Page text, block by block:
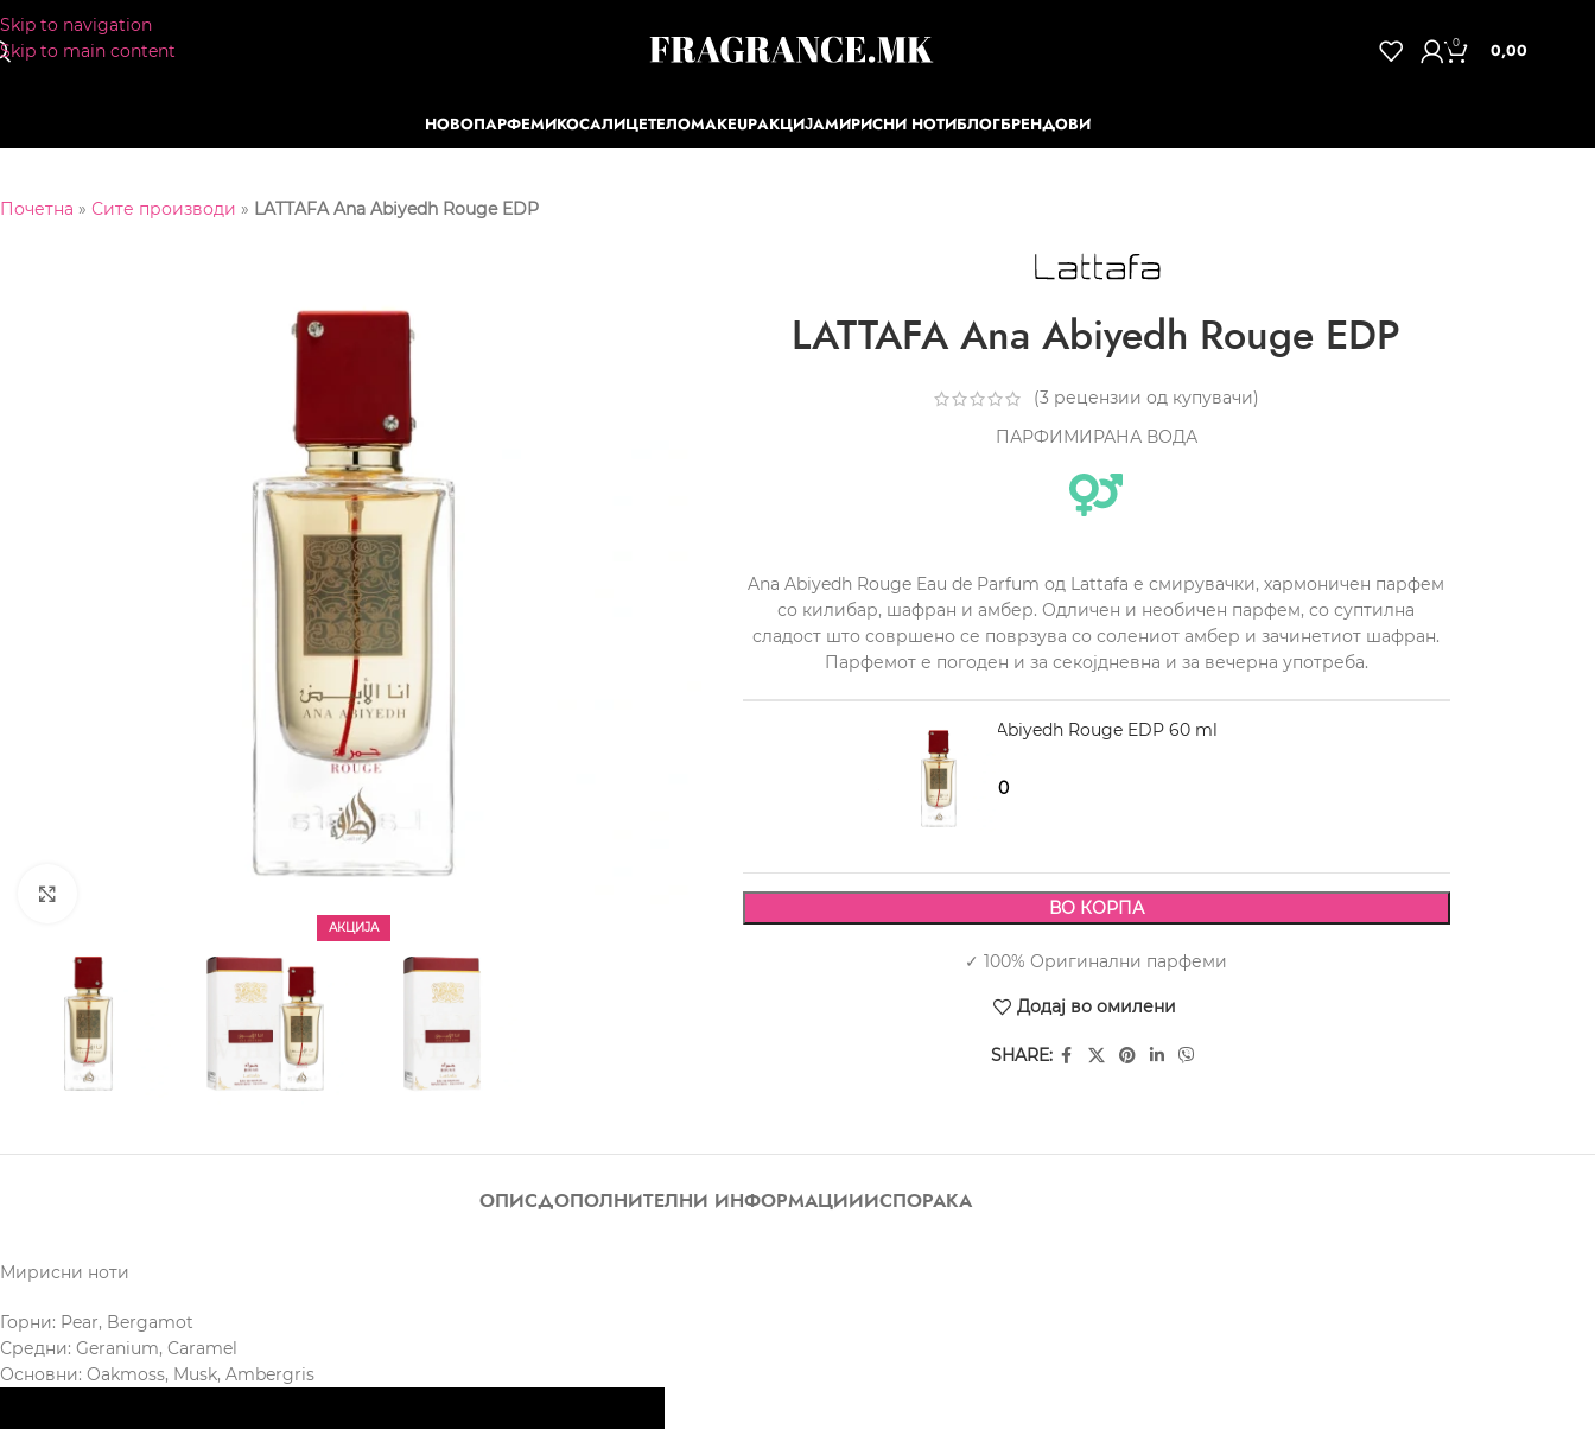
Skip to navigation
Skip to main content
0 0,00
НОВОПАРФЕМИКОСАЛИЦЕТЕЛОMAKEUPАКЦИЈАМИРИСНИ НОТИБЛОГБРЕНДОВИ
Почетна » Сите производи » LATTAFA Ana Abiyedh Rouge EDP
АКЦИЈА
LATTAFA Ana Abiyedh Rouge EDP
(3 рецензии од купувачи)
ПАРФИМИРАНА ВОДА
Ana Abiyedh Rouge Eau de Parfum од Lattafa е смирувачки, хармоничен парфем
со килибар, шафран и амбер. Одличен и необичен парфем, со суптилна
сладост што совршено се поврзува со солениот амбер и зачинетиот шафран.
Парфемот е погоден и за секојдневна и за вечерна употреба.
LATTAFA Ana Abiyedh Rouge EDP 60 ml
1.690,001.150,00
ВО КОРПА
✓ 100% Оригинални парфеми
Додај во омилени
SHARE:
ОПИСДОПОЛНИТЕЛНИ ИНФОРМАЦИИИСПОРАКА
Мирисни ноти
Горни: Pear, Bergamot
Средни: Geranium, Caramel
Основни: Oakmoss, Musk, Ambergris